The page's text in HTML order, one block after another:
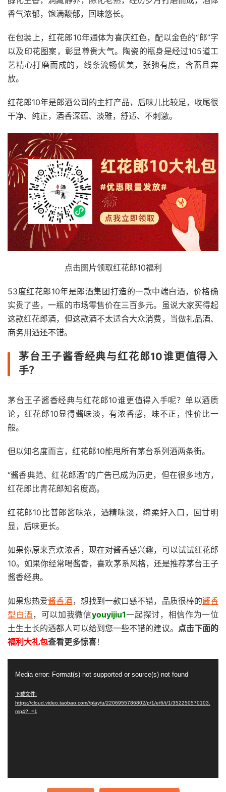
香气浓郁，饱满馥郁，回味悠长。
在包装上，红花郎10年通体为喜庆红色，配以金色的“郎”字
以及印花图案，彰显尊贵大气。陶瓷的瓶身是经过105道工
艺精心打磨而成的，线条流畅优美，张弛有度，含蓄且奔
放。
红花郎10年是郎酒公司的主打产品，后味儿比较足，收尾很
干净、纯正，酒香深蕴、淡雅，舒适、不刺激。
点击图片领取红花郎10福利
53度红花郎10年是郎酒集团打造的一款中端白酒，价格确
实贵了些，一瓶的市场零售价在三百多元。虽说大家买得起
这款红花郎酒，但这款酒不太适合大众消费，当做礼品酒、
商务用酒还不错。
茅台王子酱香经典与红花郎10谁更值得入
手？
茅台王子酱香经典与红花郎10谁更值得入手呢？单以酒质
论，红花郎10显得酱味淡，有浓香感，味不正，性价比一
般。
但以知名度而言，红花郎10能甩所有茅台系列酒两条街。
“酱香典范、红花郎酒”的广告已成为历史，但在很多地方，
红花郎比青花郎知名度高。
红花郎10比普郎酱味浓，酒精味淡，绵柔好入口，回甘明
显，后味更长。
如果你原来喜欢浓香，现在对酱香感兴趣，可以试试红花郎
10。如果你经常喝酱香，喜欢茅系风格，还是推荐茅台王子
酱香经典。
如果您热爱酱香酒，想找到一款口感不错，品质很棒的酱香
型白酒，可以加我微信youyijiu1一起探讨，相信作为一位
土生土长的酒都人可以给到您一些不错的建议。 点击下面的
福利大礼包查看更多惊喜！
Media error: Format(s) not supported or source(s) not found
下载文件:
https://cloud.video.taobao.com//play/u/2206955786802/p/1/e/6/t/1/352250570103.
mp4?_=1